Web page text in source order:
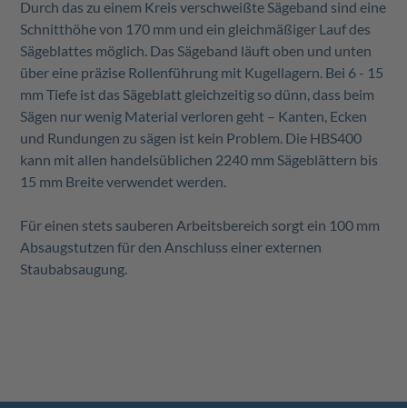
Durch das zu einem Kreis verschweißte Sägeband sind eine
Schnitthöhe von 170 mm und ein gleichmäßiger Lauf des
Sägeblattes möglich. Das Sägeband läuft oben und unten
über eine präzise Rollenführung mit Kugellagern. Bei 6 - 15
mm Tiefe ist das Sägeblatt gleichzeitig so dünn, dass beim
Sägen nur wenig Material verloren geht – Kanten, Ecken
und Rundungen zu sägen ist kein Problem. Die HBS400
kann mit allen handelsüblichen 2240 mm Sägeblättern bis
15 mm Breite verwendet werden.
Für einen stets sauberen Arbeitsbereich sorgt ein 100 mm
Absaugstutzen für den Anschluss einer externen
Staubabsaugung.